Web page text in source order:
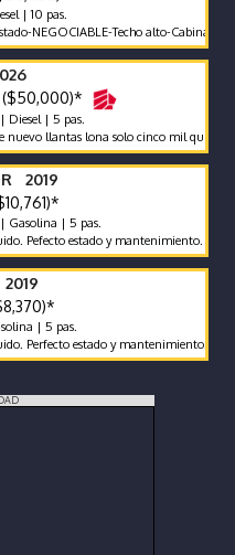
| 10 pas.
NEGOCIABLE-Techo alto-Cabina ancha-
($50,000)*
| 5 pas.
llantas lona solo cinco mil quinientos
2019
| 5 pas.
estado y mantenimiento. Garantia
| 5 pas.
estado y mantenimiento.